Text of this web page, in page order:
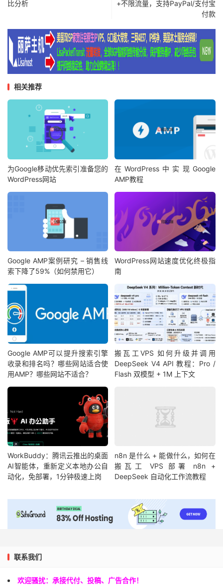
比分析
+不限流量，支持PayPal/支付宝
付款
相关推荐
为Google移动优先索引准备您的
WordPress网站
在WordPress中实现Google
AMP教程
Google AMP案例研究 – 销售线
索下降了59%（如何禁用它）
WordPress网站速度优化终极指
南
Google AMP可以提升搜索引擎
收录和排名吗？哪些网站适合使
用AMP？哪些网站不适合？
搬瓦工VPS 如何升级并调用
DeepSeek V4 API 教程：Pro /
Flash 双模型 + 1M 上下文
WorkBuddy：腾讯云推出的桌面
AI智能体，重新定义本地办公自
动化，免部署，1分钟极速上岗
n8n 是什么 + 能做什么，如何在
搬瓦工 VPS 部署 n8n +
DeepSeek 自动化工作流教程
联系我们
欢迎骚扰：承接代付、投稿、广告合作！